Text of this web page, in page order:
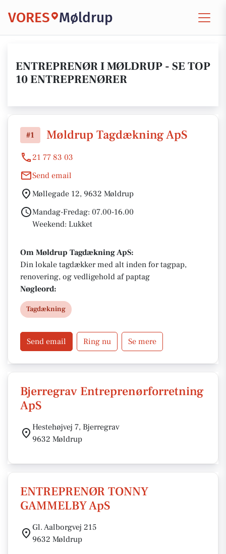
VORES Møldrup
ENTREPRENØR I MØLDRUP - SE TOP
10 ENTREPRENØRER
#1 Møldrup Tagdækning ApS
21 77 83 03
Send email
Møllegade 12, 9632 Møldrup
Mandag-Fredag: 07.00-16.00
Weekend: Lukket
Om Møldrup Tagdækning ApS:
Din lokale tagdækker med alt inden for tagpap,
renovering, og vedligehold af paptag
Nøgleord:
Tagdækning
Send email Ring nu Se mere
Bjerregrav Entreprenørforretning
ApS
Hestehøjvej 7, Bjerregrav
9632 Møldrup
ENTREPRENØR TONNY
GAMMELBY ApS
Gl. Aalborgvej 215
9632 Møldrup